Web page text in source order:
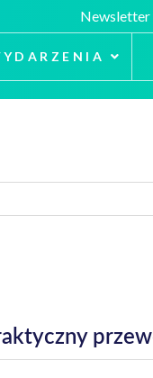
Newsletter